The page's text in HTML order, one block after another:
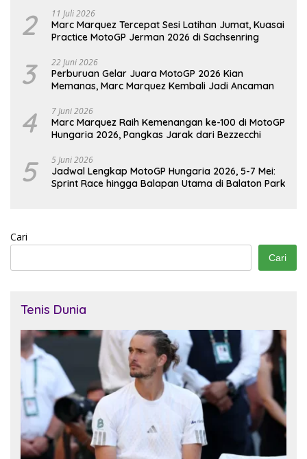
2 11 Juli 2026
Marc Marquez Tercepat Sesi Latihan Jumat, Kuasai
Practice MotoGP Jerman 2026 di Sachsenring
3 22 Juni 2026
Perburuan Gelar Juara MotoGP 2026 Kian
Memanas, Marc Marquez Kembali Jadi Ancaman
4 7 Juni 2026
Marc Marquez Raih Kemenangan ke-100 di MotoGP
Hungaria 2026, Pangkas Jarak dari Bezzecchi
5 5 Juni 2026
Jadwal Lengkap MotoGP Hungaria 2026, 5-7 Mei:
Sprint Race hingga Balapan Utama di Balaton Park
Cari
Cari
Tenis Dunia